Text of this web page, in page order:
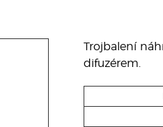
Trojbalení
difuzérem.